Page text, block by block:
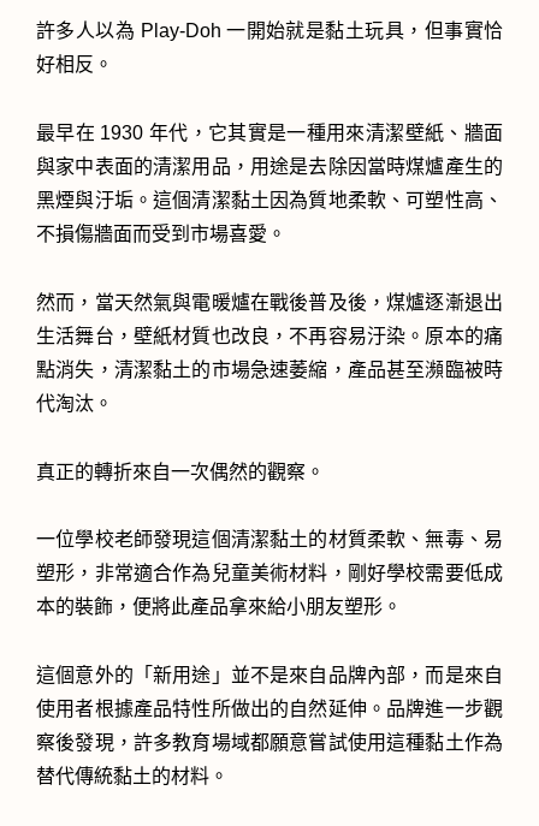
許多人以為 Play-Doh 一開始就是黏土玩具，但事實恰
好相反。
最早在 1930 年代，它其實是一種用來清潔壁紙、牆面
與家中表面的清潔用品，用途是去除因當時煤爐產生的
黑煙與汙垢。這個清潔黏土因為質地柔軟、可塑性高、
不損傷牆面而受到市場喜愛。
然而，當天然氣與電暖爐在戰後普及後，煤爐逐漸退出
生活舞台，壁紙材質也改良，不再容易汙染。原本的痛
點消失，清潔黏土的市場急速萎縮，產品甚至瀕臨被時
代淘汰。
真正的轉折來自一次偶然的觀察。
一位學校老師發現這個清潔黏土的材質柔軟、無毒、易
塑形，非常適合作為兒童美術材料，剛好學校需要低成
本的裝飾，便將此產品拿來給小朋友塑形。
這個意外的「新用途」並不是來自品牌內部，而是來自
使用者根據產品特性所做出的自然延伸。品牌進一步觀
察後發現，許多教育場域都願意嘗試使用這種黏土作為
替代傳統黏土的材料。